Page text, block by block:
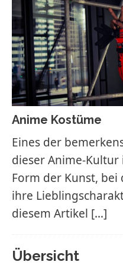
Anime Kostüme
Eines der
dieser Anime-Kultur
Form der Kunst, bei
ihre
diesem Artikel […]
Übersicht